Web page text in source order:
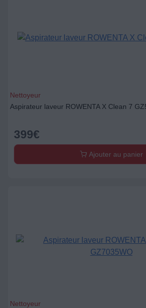
Nettoyeur
Aspirateur laveur ROWENTA X Clean 7
399€
Ajouter au panier
Nettoyeur